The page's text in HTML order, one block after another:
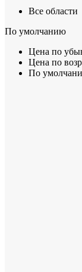
Все области
По умолчанию
Цена по
Цена по
По